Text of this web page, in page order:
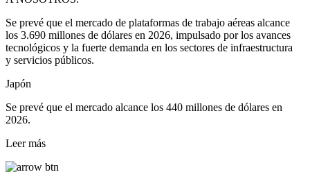
Se prevé que el mercado de plataformas de trabajo aéreas alcance
los 3.690 millones de dólares en 2026, impulsado por los avances
tecnológicos y la fuerte demanda en los sectores de infraestructura
y servicios públicos.
Japón
Se prevé que el mercado alcance los 440 millones de dólares en
2026.
Leer más